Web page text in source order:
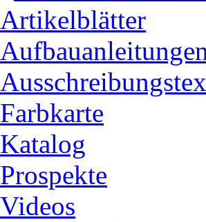
Artikelblätter
Farbkarte
Katalog
Prospekte
Videos